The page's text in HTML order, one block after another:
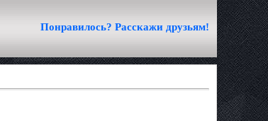
Понравилось? Расскажи друзьям!